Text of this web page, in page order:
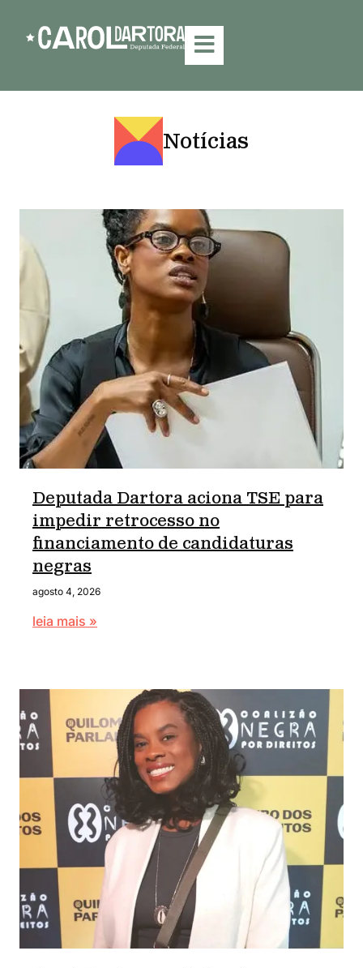
Notícias
Deputada Dartora aciona TSE para
impedir retrocesso no
financiamento de candidaturas
negras
agosto 4, 2026
leia mais »